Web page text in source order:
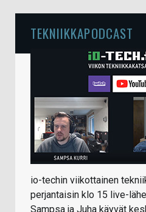
TEKNIIKKAPODCAST
io-techin viikottainen
perjantaisin klo 15 live-
Sampsa ja Juha käyvät